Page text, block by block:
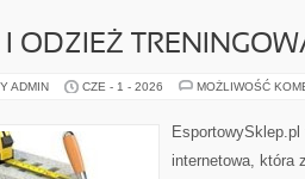
I ODZIEŻ
ADMIN CZE - 1 - 2026 MOŻLIWOŚĆ
internetowa, która